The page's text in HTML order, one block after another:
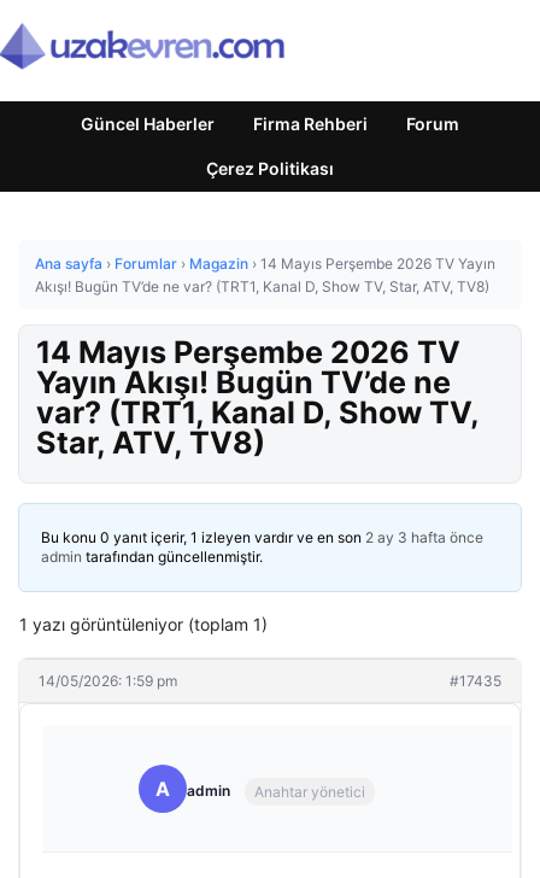
Güncel Haberler Firma Rehberi Forum
Çerez Politikası
Ana sayfa › Forumlar › Magazin › 14 Mayıs Perşembe 2026 TV Yayın
Akışı! Bugün TV’de ne var? (TRT1, Kanal D, Show TV, Star, ATV, TV8)
14 Mayıs Perşembe 2026 TV
Yayın Akışı! Bugün TV’de ne
var? (TRT1, Kanal D, Show TV,
Star, ATV, TV8)
Bu konu 0 yanıt içerir, 1 izleyen vardır ve en son 2 ay 3 hafta önce
admin tarafından güncellenmiştir.
1 yazı görüntüleniyor (toplam 1)
14/05/2026: 1:59 pm #17435
A admin Anahtar yönetici